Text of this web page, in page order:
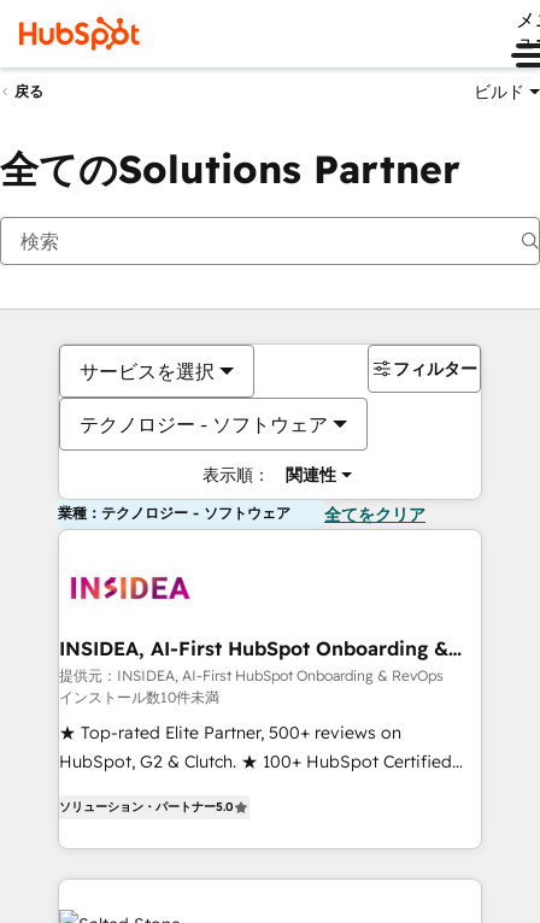
ュ
戻る ビルド
全てのSolutions Partner
サービスを選択
テクノロジー - ソフトウェア
表示順： 関連性
フィルター
業種：テクノロジー - ソフトウェア 全てをクリア
INSIDEA, AI-First HubSpot Onboarding &
RevOps
提供元：INSIDEA, AI-First HubSpot Onboarding & RevOps
インストール数10件未満
★ Top-rated Elite Partner, 500+ reviews on
HubSpot, G2 & Clutch. ★ 100+ HubSpot Certified
implementations across five continents ★ AI-First,
RevOps-led, Onboarding obsessed ★ Company of
the Year 2024/25 INSIDEA helps growing companies
turn HubSpot into a revenue engine. We onboard
ソリューション・パートナー5.0